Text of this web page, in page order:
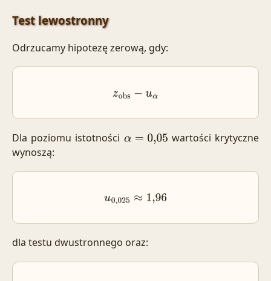
Test lewostronny
Odrzucamy hipotezę zerową, gdy:
zobs− uα
Dla poziomu istotności α= 0,05
wartości krytyczne
wynoszą:
u0,025≈ 1,96
dla testu dwustronnego oraz: